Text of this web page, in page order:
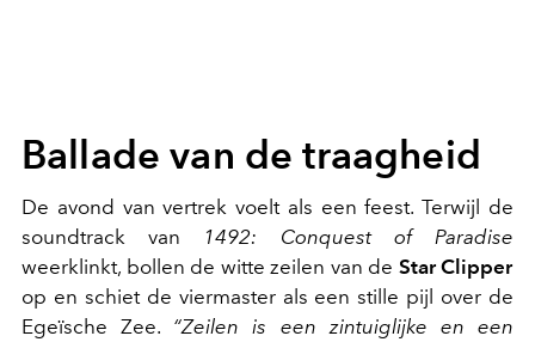
Ballade van de traagheid
De avond van vertrek voelt als een feest. Terwijl de
soundtrack van
1492: Conquest of Paradise
weerklinkt, bollen de witte zeilen van de Star Clipper
op en schiet de viermaster als een stille pijl over de
Egeïsche Zee. “Zeilen is een zintuiglijke en een